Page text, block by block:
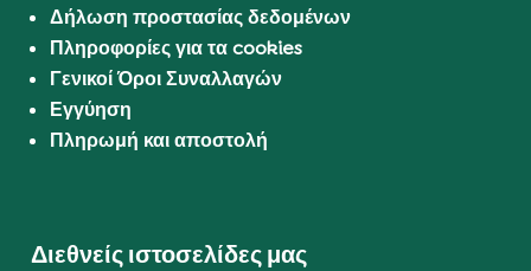
Δήλωση προστασίας δεδομένων
Πληροφορίες για τα cookies
Γενικοί Όροι Συναλλαγών
Εγγύηση
Πληρωμή και αποστολή
Διεθνείς ιστοσελίδες μας